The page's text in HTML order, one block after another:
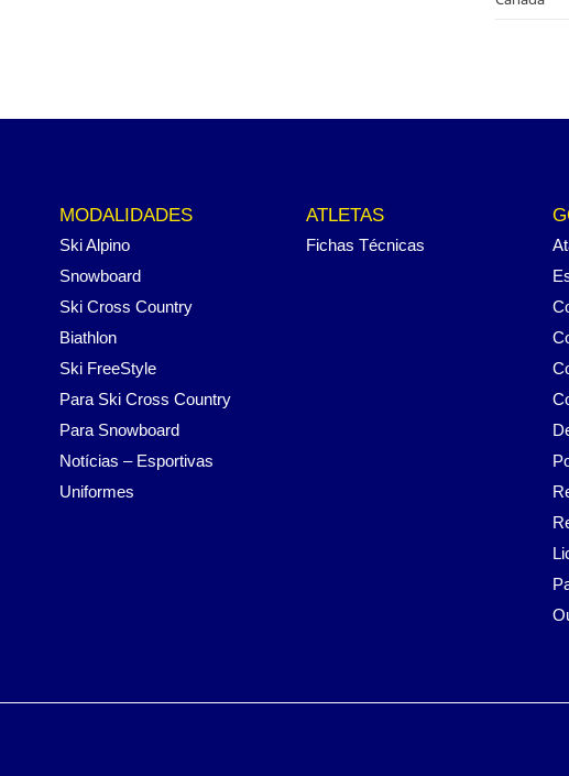
MODALIDADES
Ski Alpino
Snowboard
Ski Cross Country
Biathlon
Ski FreeStyle
Para Ski Cross Country
Para Snowboard
Notícias – Esportivas
Uniformes
ATLETAS
Fichas Técnicas